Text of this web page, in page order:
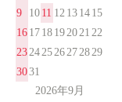
9
10 11 12 13 14 15
16 17 18 19 20 21 22
23 24 25 26 27 28 29
3031
2026年9月